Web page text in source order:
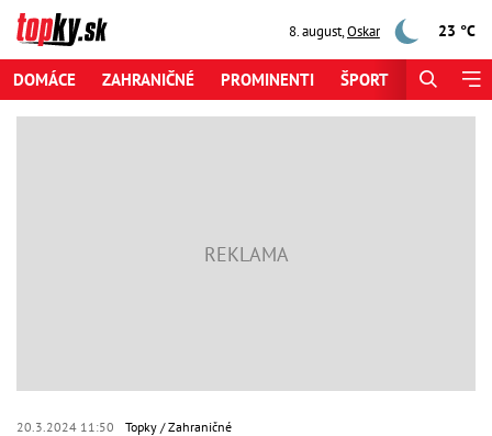
8. august,Oskar 23 °C
DOMÁCE ZAHRANIČNÉ PROMINENTI ŠPORT
20.3.2024 11:50 Topky Zahraničné